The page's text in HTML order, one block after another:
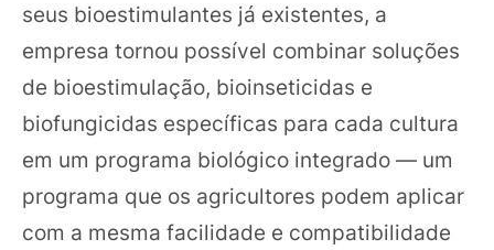
seus bioestimulantes já existentes, a
empresa tornou possível combinar soluções
de bioestimulação, bioinseticidas e
biofungicidas específicas para cada cultura
em um programa biológico integrado — um
programa que os agricultores podem aplicar
com a mesma facilidade e compatibilidade